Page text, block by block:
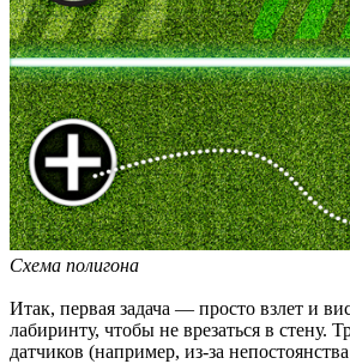
Схема полигона
Итак, первая задача — просто взлет и
лабиринту, чтобы не врезаться в стену.
датчиков (например, из-за